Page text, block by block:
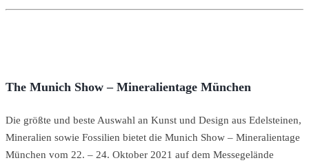
The Munich Show – Mineralientage München
Die größte und beste Auswahl an Kunst und Design aus Edelsteinen,
Mineralien sowie Fossilien bietet die Munich Show – Mineralientage
München vom 22. – 24. Oktober 2021 auf dem Messegelände